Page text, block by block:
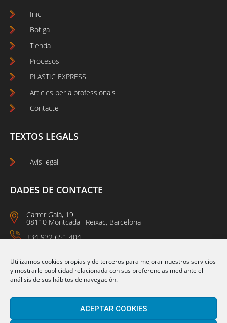
Utilizamos cookies propias y de terceros para mejorar nuestros servicios
y mostrarle publicidad relacionada con sus preferencias mediante el
análisis de sus hábitos de navegación.
ACEPTAR COOKIES
Inici
Botiga
Tienda
Procesos
PLASTIC EXPRESS
Articles per a professionals
Contacte
TEXTOS LEGALS
Avís legal
DADES DE CONTACTE
Carrer Gaià, 19
08110 Montcada i Reixac, Barcelona
+34 932 651 404
15:00 a 18:00